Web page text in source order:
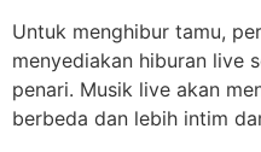
Untuk menghibur tamu,
menyediakan hiburan live
penari. Musik live akan
berbeda dan lebih intim